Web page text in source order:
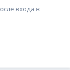
входа в